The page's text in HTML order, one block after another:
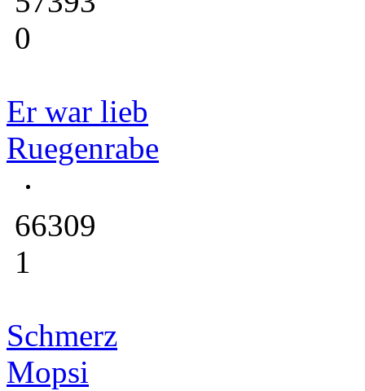
0
Er war lieb
Ruegenrabe
66309
1
Schmerz
Mopsi